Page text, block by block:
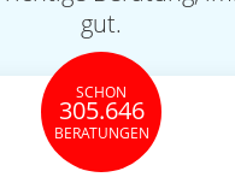
gut.
SCHON
305.646
BERATUNGEN